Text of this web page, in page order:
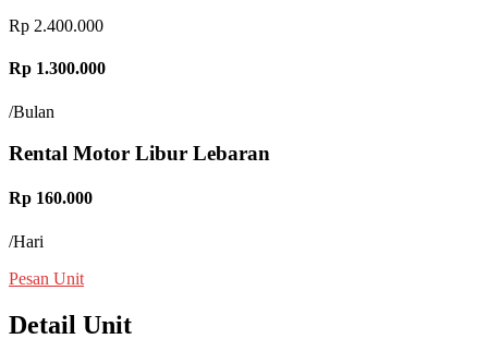
Rp 2.400.000
Rp 1.300.000
/Bulan
Rental Motor Libur Lebaran
Rp 160.000
/Hari
Pesan Unit
Detail Unit